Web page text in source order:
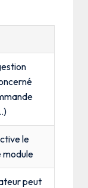
le
module
peut